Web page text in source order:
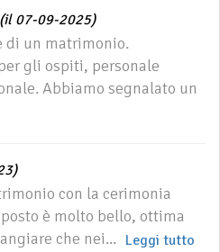
(il 07-09-2025)
di un matrimonio.
gli ospiti, personale
Abbiamo segnalato un
con la cerimonia
è molto bello, ottima
che nei... Leggi tutto